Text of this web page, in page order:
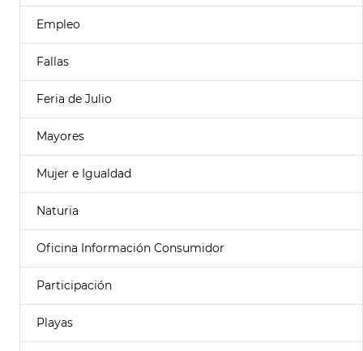
Empleo
Fallas
Feria de Julio
Mayores
Mujer e Igualdad
Naturia
Oficina Información Consumidor
Participación
Playas